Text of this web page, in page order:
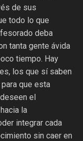
de sus
todo lo que
deba
tanta gente ávida
tiempo. Hay
los que sí saben
que esta
el
la
integrar cada
sin caer en